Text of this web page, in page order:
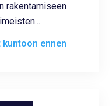
rakentamiseen